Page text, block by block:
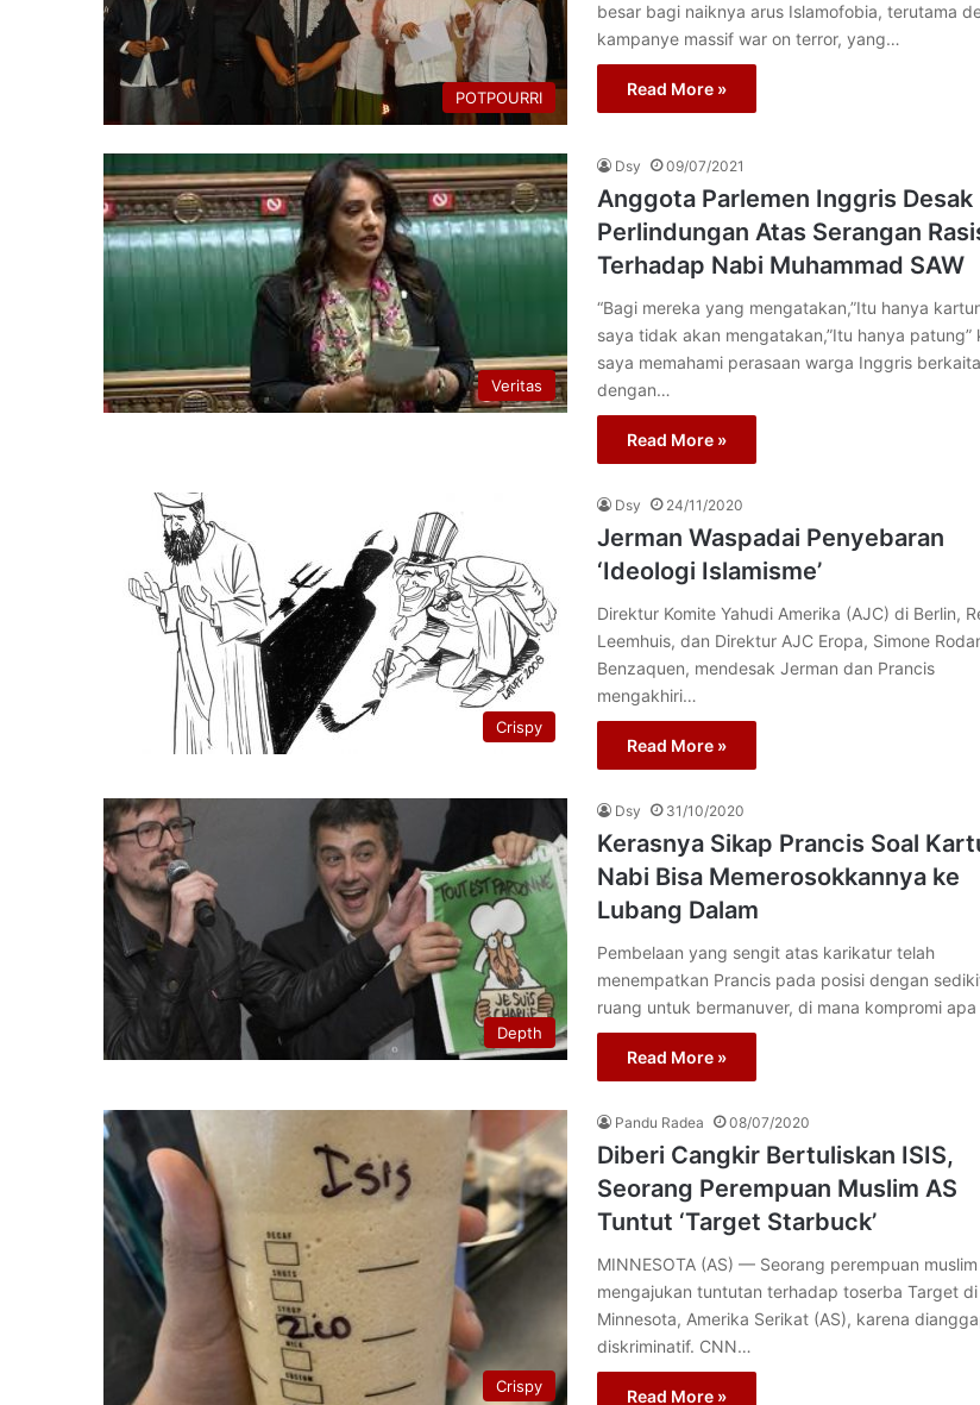
POTPOURRI
besar bagi naiknya arus Islamofobia, terutama
kampanye massif war on terror, yang…
Read More »
Veritas
Dsy 09/07/2021
Anggota Parlemen Inggris Desak
Perlindungan Atas Serangan
Terhadap Nabi Muhammad SAW
“Bagi mereka yang mengatakan,”Itu hanya
saya tidak akan mengatakan,”Itu hanya patung”
saya memahami perasaan warga Inggris
dengan…
Read More »
Crispy
Dsy 24/11/2020
Jerman Waspadai Penyebaran
‘Ideologi Islamisme’
Direktur Komite Yahudi Amerika (AJC) di Berlin,
Leemhuis, dan Direktur AJC Eropa, Simone
Benzaquen, mendesak Jerman dan Prancis
mengakhiri…
Read More »
Depth
Dsy 31/10/2020
Kerasnya Sikap Prancis Soal
Nabi Bisa Memerosokkannya ke
Lubang Dalam
Pembelaan yang sengit atas karikatur telah
menempatkan Prancis pada posisi dengan
ruang untuk bermanuver, di mana kompromi
Read More »
Crispy
Pandu Radea 08/07/2020
Diberi Cangkir Bertuliskan ISIS,
Seorang Perempuan Muslim AS
Tuntut ‘Target Starbuck’
MINNESOTA (AS) — Seorang perempuan muslim
mengajukan tuntutan terhadap toserba Target di
Minnesota, Amerika Serikat (AS), karena
diskriminatif. CNN…
Read More »